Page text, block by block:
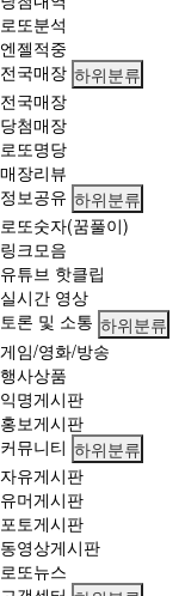
로또분석
엔젤적중
전국매장 하위분류
전국매장
당첨매장
로또명당
매장리뷰
정보공유 하위분류
로또숫자(꿈풀이)
링크모음
유튜브 핫클립
실시간 영상
토론 및 소통 하위분류
게임/영화/방송
행사상품
익명게시판
홍보게시판
커뮤니티 하위분류
자유게시판
유머게시판
포토게시판
동영상게시판
로또뉴스